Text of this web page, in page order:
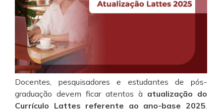
Docentes, pesquisadores e estudantes de pós-
graduação devem ficar atentos à atualização do
Currículo Lattes referente ao ano-base 2025